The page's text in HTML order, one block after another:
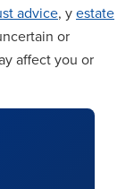
advice, yestate
or
affect you or